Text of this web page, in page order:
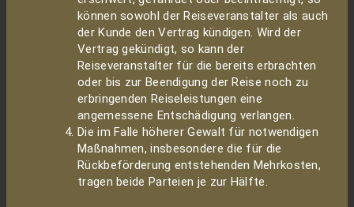
können sowohl der Reiseveranstalter als auch
der Kunde den Vertrag kündigen. Wird der
Vertrag gekündigt, so kann der
Reiseveranstalter für die bereits erbrachten
oder bis zur Beendigung der Reise noch zu
erbringenden Reiseleistungen eine
angemessene Entschädigung verlangen.
Die im Falle höherer Gewalt für notwendigen
Maßnahmen, insbesondere die für die
Rückbeförderung entstehenden Mehrkosten,
tragen beide Parteien je zur Hälfte.